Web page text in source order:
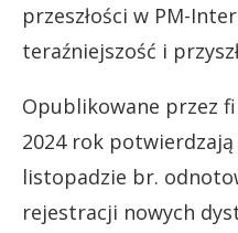
przeszłości w PM-
teraźniejszość i
Opublikowane przez
2024 rok potwierdzają
listopadzie br.
rejestracji nowych